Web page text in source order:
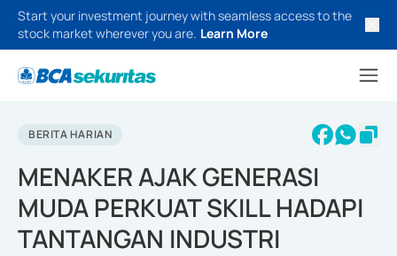
Start your investment journey with seamless access to the
stock market wherever you are. Learn More
BERITA HARIAN
MENAKER AJAK GENERASI
MUDA PERKUAT SKILL HADAPI
TANTANGAN INDUSTRI